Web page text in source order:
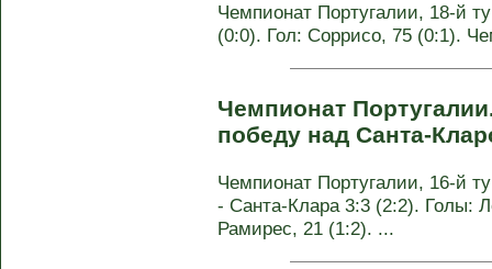
Чемпионат Португалии, 18-й
(0:0). Гол: Соррисо, 75 (0:1).
Чемпионат
победу над Санта-
Чемпионат Португалии, 16-й
- Санта-Клара 3:3 (2:2). Голы:
Рамирес, 21 (1:2). ...